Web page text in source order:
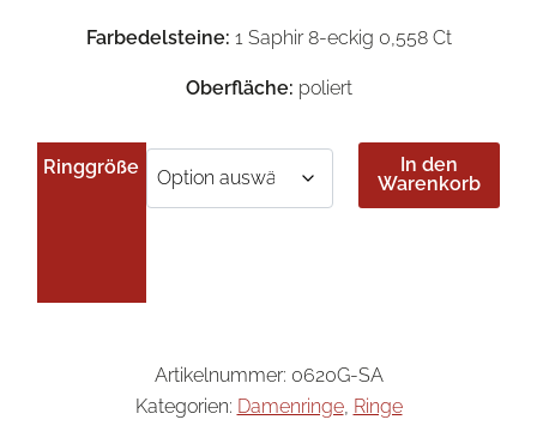
Farbedelsteine: 1 Saphir 8-eckig 0,558 Ct
Oberfläche: poliert
Ringgröße
In den
Warenkorb
Artikelnummer: 0620G-SA
Kategorien: Damenringe, Ringe